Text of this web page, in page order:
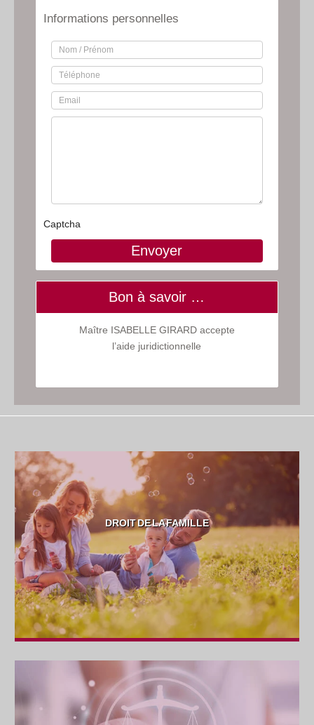
Informations personnelles
Captcha
Bon à savoir …
Maître ISABELLE GIRARD accepte
l’aide juridictionnelle
DROIT DE LA FAMILLE